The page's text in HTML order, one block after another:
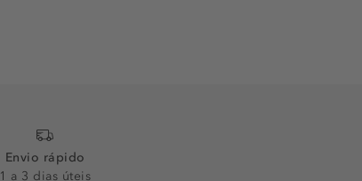
Envio rápido
1 a 3 dias úteis